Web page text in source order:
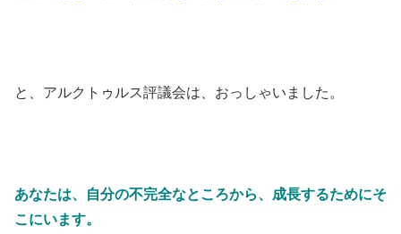
と、アルクトゥルス評議会は、おっしゃいました。
あなたは、自分の不完全なところから、成長するためにそ
こにいます。